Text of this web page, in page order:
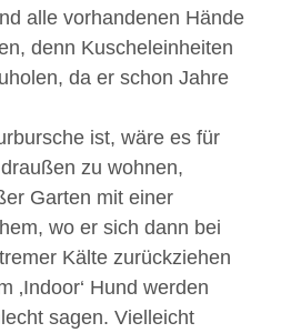
alle vorhandenen Hände
denn Kuscheleinheiten
da er schon Jahre
ist, wäre es für
zu wohnen,
Garten mit einer
wo er sich dann bei
Kälte zurückziehen
‚Indoor‘ Hund werden
sagen. Vielleicht